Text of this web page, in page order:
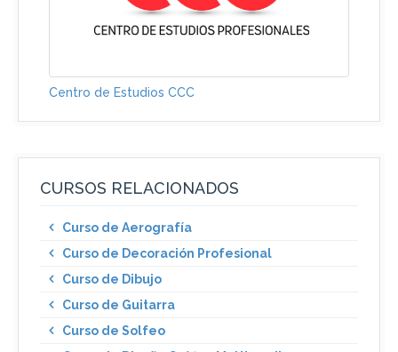
Centro de Estudios CCC
CURSOS RELACIONADOS
Curso de Aerografía
Curso de Decoración Profesional
Curso de Dibujo
Curso de Guitarra
Curso de Solfeo